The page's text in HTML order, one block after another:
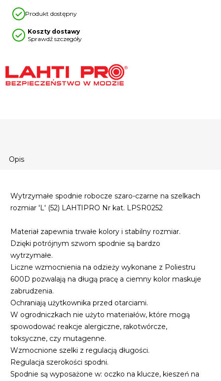
Opis
Wytrzymałe spodnie robocze szaro-czarne na szelkach
rozmiar 'L' (52) LAHTIPRO Nr kat. LPSR0252
Materiał zapewnia trwałe kolory i stabilny rozmiar.
Dzięki potrójnym szwom spodnie są bardzo
wytrzymałe.
Liczne wzmocnienia na odzieży wykonane z Poliestru
600D pozwalają na długą pracę a ciemny kolor maskuje
zabrudzenia.
Ochraniają użytkownika przed otarciami.
W ogrodniczkach nie użyto materiałów, które mogą
spowodować reakcje alergiczne, rakotwórcze,
toksyczne, czy mutagenne.
Wzmocnione szelki z regulacją długości.
Regulacja szerokości spodni.
Spodnie są wyposażone w: oczko na klucze, kieszeń na
Produkt dostępny
Koszty dostawy
Sprawdź szczegóły